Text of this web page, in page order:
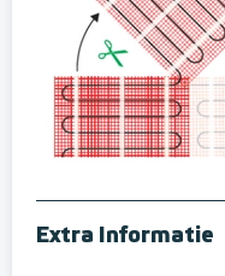
Extra Informatie